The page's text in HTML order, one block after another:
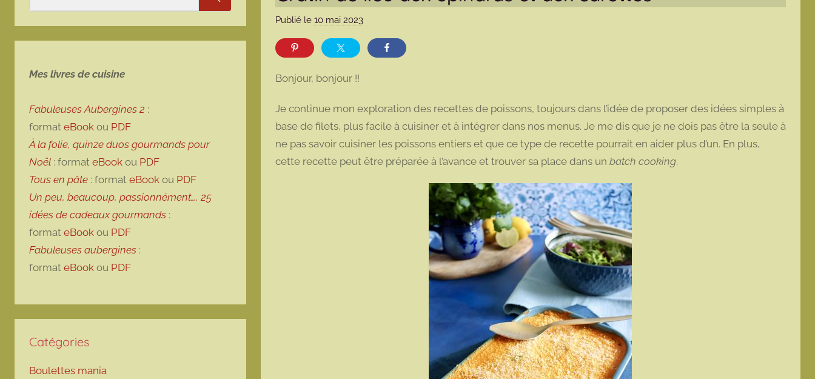
Publié le 10 mai 2023p
m
o
t
t
Bonjour, bonjour !!
Je continue mon exploration des recettes de poissons, toujours dans l’idée de proposer des idées simples à
base de filets, plus facile à cuisiner et à intégrer dans nos menus. Je me dis que je ne dois pas être la seule à
ne pas savoir cuisiner les poissons entiers et que ce type de recette pourrait en aider plus d’un. En plus,
cette recette peut être préparée à l’avance et trouver sa place dans un batch cooking.
Rechercher
Mes livres de cuisine
Fabuleuses Aubergines 2 :
format eBook ou PDF
À la folie, quinze duos gourmands pour
Noël : format eBook ou PDF
Tous en pâte : format eBook ou PDF
Un peu, beaucoup, passionnément…, 25
idées de cadeaux gourmands :
format eBook ou PDF
Fabuleuses aubergines :
format eBook ou PDF
Catégories
Boulettes mania